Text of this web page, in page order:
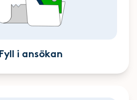
Fyll i ansökan